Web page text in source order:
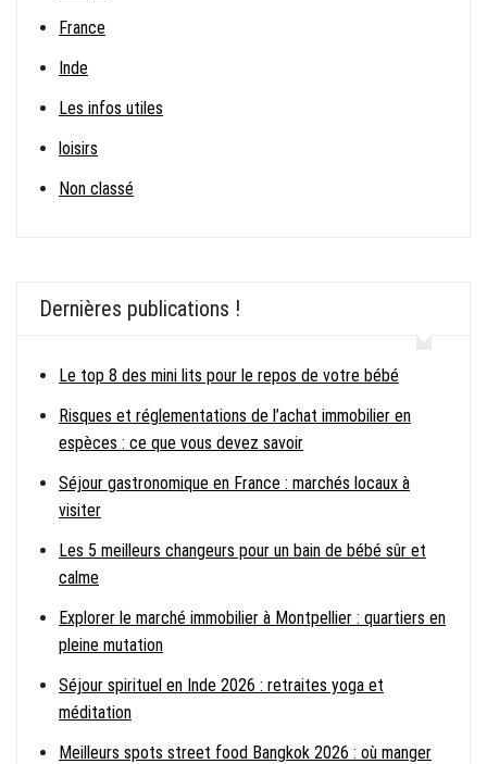
France
Inde
Les infos utiles
loisirs
Non classé
Dernières publications !
Le top 8 des mini lits pour le repos de votre bébé
Risques et réglementations de l’achat immobilier en
espèces : ce que vous devez savoir
Séjour gastronomique en France : marchés locaux à
visiter
Les 5 meilleurs changeurs pour un bain de bébé sûr et
calme
Explorer le marché immobilier à Montpellier : quartiers en
pleine mutation
Séjour spirituel en Inde 2026 : retraites yoga et
méditation
Meilleurs spots street food Bangkok 2026 : où manger